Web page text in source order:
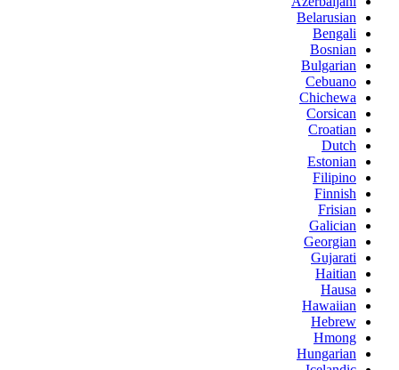
Belarusian
Bengali
Bosnian
Bulgarian
Cebuano
Chichewa
Corsican
Croatian
Dutch
Estonian
Filipino
Finnish
Frisian
Galician
Georgian
Gujarati
Haitian
Hausa
Hawaiian
Hebrew
Hmong
Hungarian